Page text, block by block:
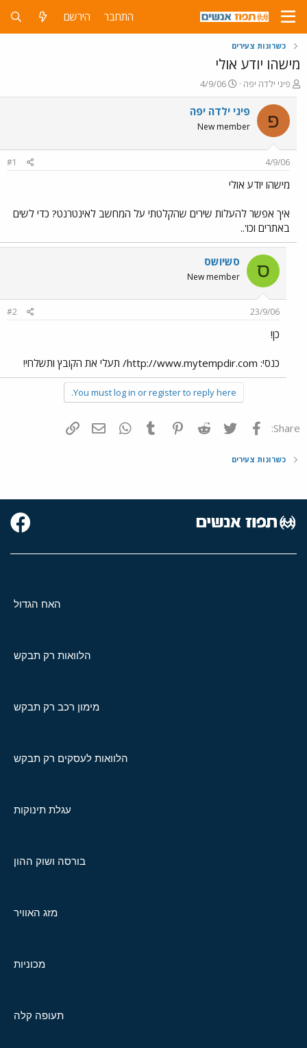
התחבר הירשם
כשרונות צעירים
מישהו יודע אולי
פ
ו
ת
ח
ה
ו
ש
א
פיגי ילדה יפה
פ
ו
ר
ם
ך
4/9/06
פ פיגי ילדה יפה
New member
4/9/06
#1
מישהו יודע אולי
איך אפשר להעלות שירים שהקלטתי על המחשב לאינטרנט? כדי לשים
באתרים וכו'..
ס סשיושס
New member
23/9/06
#2
כן!
כנסי: http://www.mytempdir.com/ תעלי את הקובץ ותשלחי!
You must log in or register to reply here.
Share: פייסבוק Twitter
Reddit
Pinterest
Tumblr
WhatsAppדואר אלקטרוני
כשרונות צעירים
האח הגדול
הלוואות רק תבקש
מימון רכב רק תבקש
הלוואות לעסקים רק תבקש
עגלת תינוקות
בורסה ושוק ההון
מזג האוויר
מכוניות
תעופה קלה